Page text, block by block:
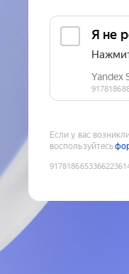
Если у вас
воспользуйтесь